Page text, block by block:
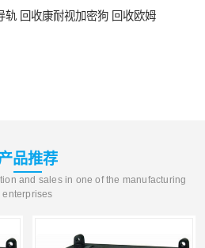
轨 回收康耐视加密狗 回收欧姆
品推荐
and sales in one of the manufacturing
enterprises